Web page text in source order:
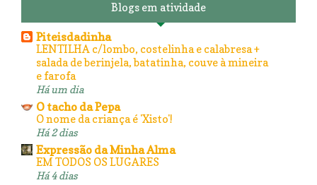
Blogs em atividade
Piteisdadinha
LENTILHA c/lombo, costelinha e calabresa +
salada de berinjela, batatinha, couve à mineira
e farofa
Há um dia
O tacho da Pepa
O nome da criança é 'Xisto'!
Há 2 dias
Expressão da Minha Alma
EM TODOS OS LUGARES
Há 4 dias